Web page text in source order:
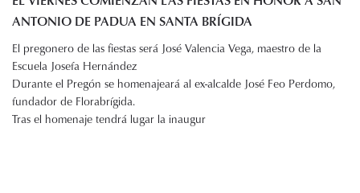
ANTONIO DE PADUA EN SANTA BRÍGIDA
El pregonero de las fiestas será José Valencia Vega, maestro de la
Escuela Josefa Hernández
Durante el Pregón se homenajeará al ex-alcalde José Feo Perdomo,
fundador de Florabrígida.
Tras el homenaje tendrá lugar la inaugur